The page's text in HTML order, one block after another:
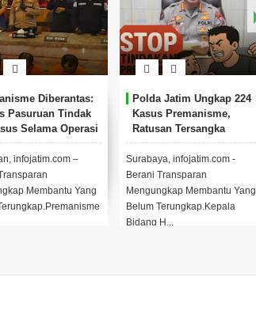
Diberantas:
Pasuruan Tindak
Selama Operasi
II 2025
infojatim.com –
Membantu Yang
Polda Jatim Ungkap 224
Kasus Premanisme,
Ratusan Tersangka
Berhasil Diamankan.
Surabaya, infojatim.com -
Berani Transparan
Mengungkap Membantu Yang
Belum Terungkap.Kepala
Bidang H...